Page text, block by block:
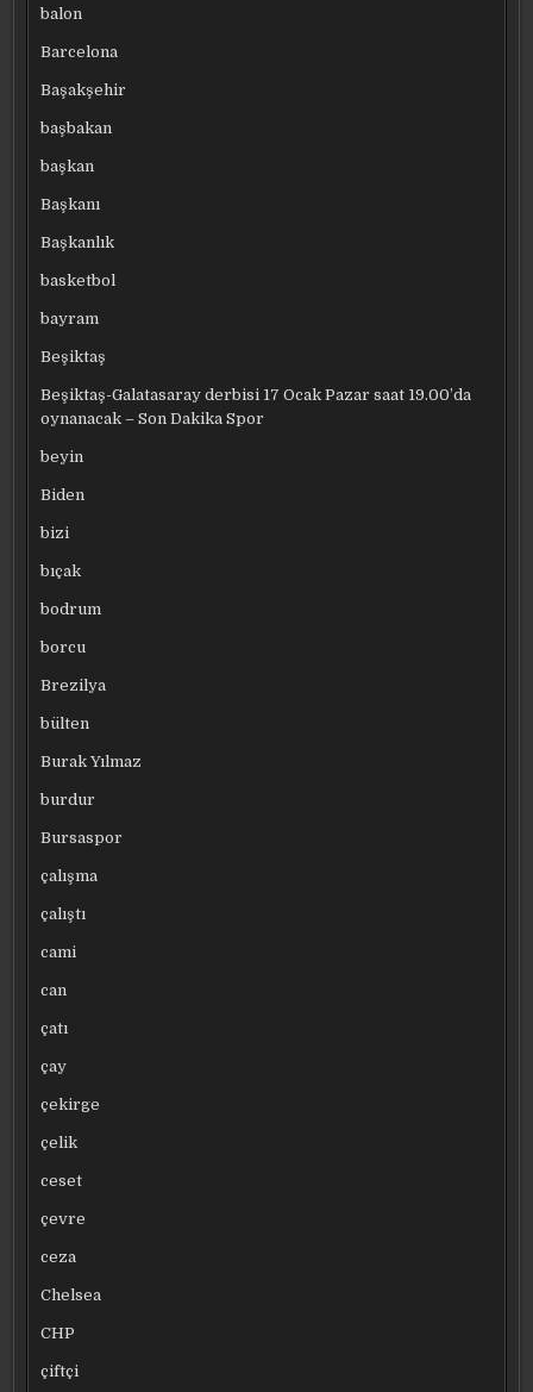
balon
Barcelona
Başakşehir
başbakan
başkan
Başkanı
Başkanlık
basketbol
bayram
Beşiktaş
Beşiktaş-Galatasaray derbisi 17 Ocak Pazar saat 19.00’da
oynanacak – Son Dakika Spor
beyin
Biden
bizi
bıçak
bodrum
borcu
Brezilya
bülten
Burak Yılmaz
burdur
Bursaspor
çalışma
çalıştı
cami
can
çatı
çay
çekirge
çelik
ceset
çevre
ceza
Chelsea
CHP
çiftçi